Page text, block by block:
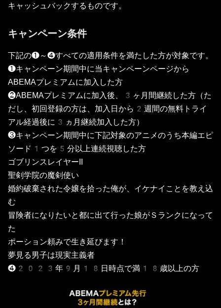
キャッシュバックするものです。
キャンペーン条件
下記の❶～❹すべての適用条件を満たした方が対象です。
❶キャンペーン期間中に当キャンペーンページから
ABEMAプレミアムに加入した方
❷ABEMAプレミアムに加入後、3ヶ月間継続した方（た
だし、初回登録の方は、加入日から2週間の無料トライ
アル経過後に3ヵ月継続加入した方）
❸キャンペーン期間中に下記対象のアニメのうち本編エピ
ソード1つを5分以上連続視聴した方
ゴブリンスレイヤーII
聖剣学院の魔剣使い
婚約破棄された令嬢を拾った俺が、イケナイことを教え込
む
冒険者になりたいと都に出て行った娘がＳランクになって
た
ポーション頼みで生き延びます！
夢見る男子は現実主義者
❹2023年9月18日時点で満18歳以上の方